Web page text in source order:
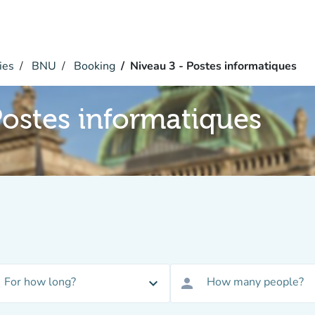
BNU Booking Niveau 3 - Postes informatiques
informatiques
For how long? expand_more person How many people?